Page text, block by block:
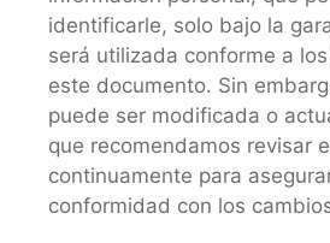
identificarle, solo bajo la
será utilizada conforme a
este documento. Sin
puede ser modificada o
que recomendamos revisar
continuamente para
conformidad con los